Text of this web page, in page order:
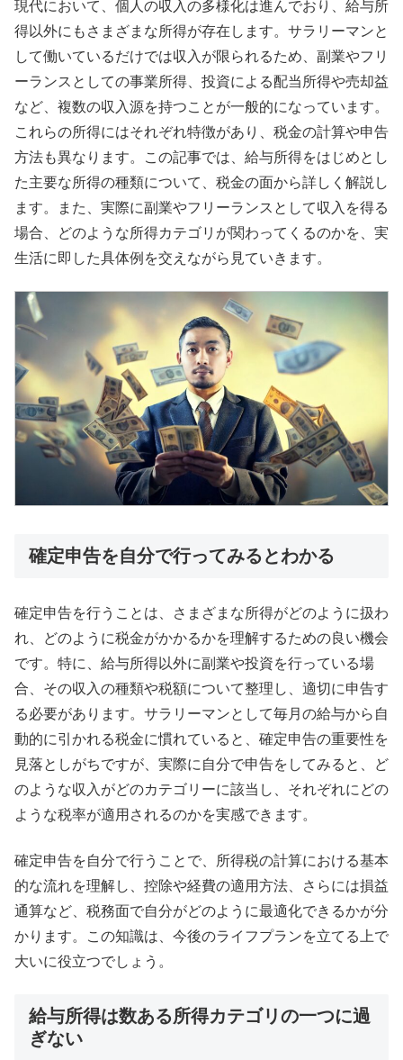
現代において、個人の収入の多様化は進んでおり、給与所
得以外にもさまざまな所得が存在します。サラリーマンと
して働いているだけでは収入が限られるため、副業やフリ
ーランスとしての事業所得、投資による配当所得や売却益
など、複数の収入源を持つことが一般的になっています。
これらの所得にはそれぞれ特徴があり、税金の計算や申告
方法も異なります。この記事では、給与所得をはじめとし
た主要な所得の種類について、税金の面から詳しく解説し
ます。また、実際に副業やフリーランスとして収入を得る
場合、どのような所得カテゴリが関わってくるのかを、実
生活に即した具体例を交えながら見ていきます。
確定申告を自分で行ってみるとわかる
確定申告を行うことは、さまざまな所得がどのように扱わ
れ、どのように税金がかかるかを理解するための良い機会
です。特に、給与所得以外に副業や投資を行っている場
合、その収入の種類や税額について整理し、適切に申告す
る必要があります。サラリーマンとして毎月の給与から自
動的に引かれる税金に慣れていると、確定申告の重要性を
見落としがちですが、実際に自分で申告をしてみると、ど
のような収入がどのカテゴリーに該当し、それぞれにどの
ような税率が適用されるのかを実感できます。
確定申告を自分で行うことで、所得税の計算における基本
的な流れを理解し、控除や経費の適用方法、さらには損益
通算など、税務面で自分がどのように最適化できるかが分
かります。この知識は、今後のライフプランを立てる上で
大いに役立つでしょう。
給与所得は数ある所得カテゴリの一つに過
ぎない